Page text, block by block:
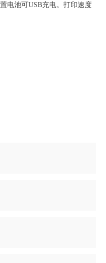
电池可USB充电。打印速度